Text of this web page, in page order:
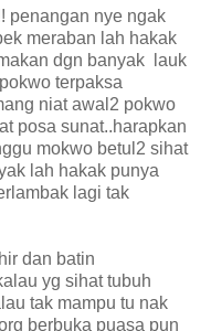
penangan nye ngak
meraban lah hakak
dgn banyak lauk
terpaksa
niat awal2 pokwo
posa sunat..harapkan
mokwo betul2 sihat
lah hakak punya
lagi tak
dan batin
yg sihat tubuh
tak mampu tu nak
berbuka puasa pun